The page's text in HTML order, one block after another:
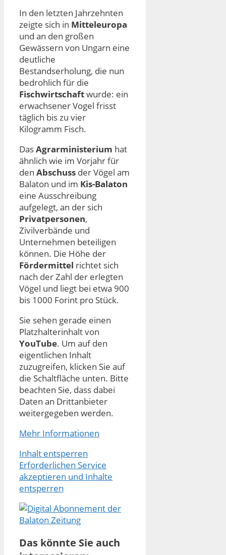
In den letzten Jahrzehnten
zeigte sich in Mitteleuropa
und an den großen
Gewässern von Ungarn eine
deutliche
Bestandserholung, die nun
bedrohlich für die
Fischwirtschaftwurde: ein
erwachsener Vogel frisst
täglich bis zu vier
Kilogramm Fisch.
DasAgrarministerium hat
ähnlich wie im Vorjahr für
den Abschuss der Vögel am
Balaton und im Kis-Balaton
eine Ausschreibung
aufgelegt, an der sich
Privatpersonen,
Zivilverbände und
Unternehmen beteiligen
können. Die Höhe der
Fördermittel richtet sich
nach der Zahl der erlegten
Vögel und liegt bei etwa 900
bis 1000 Forint pro Stück.
Sie sehen gerade einen
Platzhalterinhalt von
YouTube. Um auf den
eigentlichen Inhalt
zuzugreifen, klicken Sie auf
die Schaltfläche unten. Bitte
beachten Sie, dass dabei
Daten an Drittanbieter
weitergegeben werden.
Mehr Informationen
Inhalt entsperren
Erforderlichen Service
akzeptieren und Inhalte
entsperren
Das könnte Sie auch